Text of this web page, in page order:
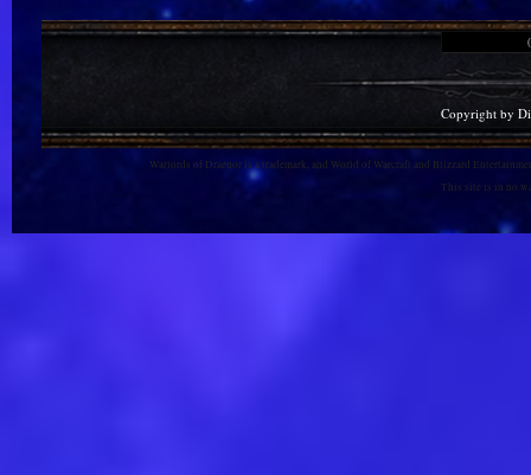
Copyright by
Warlords of Draenor is a trademark, and World of Warcraft and Blizzard
This site is in no